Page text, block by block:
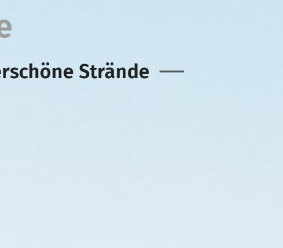
Strände